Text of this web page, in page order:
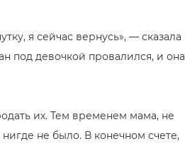
я сейчас вернусь», — сказала
под девочкой провалился, и она
их. Тем временем мама, не
не было. В конечном счете,